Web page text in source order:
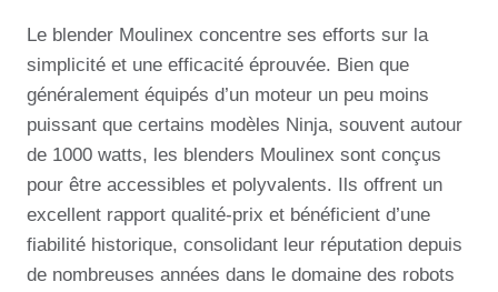
Le blender Moulinex concentre ses efforts sur la
simplicité et une efficacité éprouvée. Bien que
généralement équipés d’un moteur un peu moins
puissant que certains modèles Ninja, souvent autour
de 1000 watts, les blenders Moulinex sont conçus
pour être accessibles et polyvalents. Ils offrent un
excellent rapport qualité-prix et bénéficient d’une
fiabilité historique, consolidant leur réputation depuis
de nombreuses années dans le domaine des robots